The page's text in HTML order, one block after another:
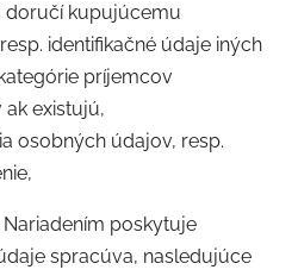
doručí kupujúcemu
identifikačné údaje iných
príjemcov
existujú,
osobných údajov, resp.
poskytuje
spracúva, nasledujúce